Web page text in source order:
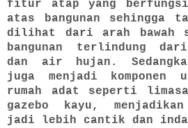
fitur atap yang berfungsi
atas bangunan sehingga
dilihat dari arah bawah
bangunan terlindung
dan air hujan.
juga menjadi komponen
rumah adat seperti
gazebo kayu,
jadi lebih cantik dan